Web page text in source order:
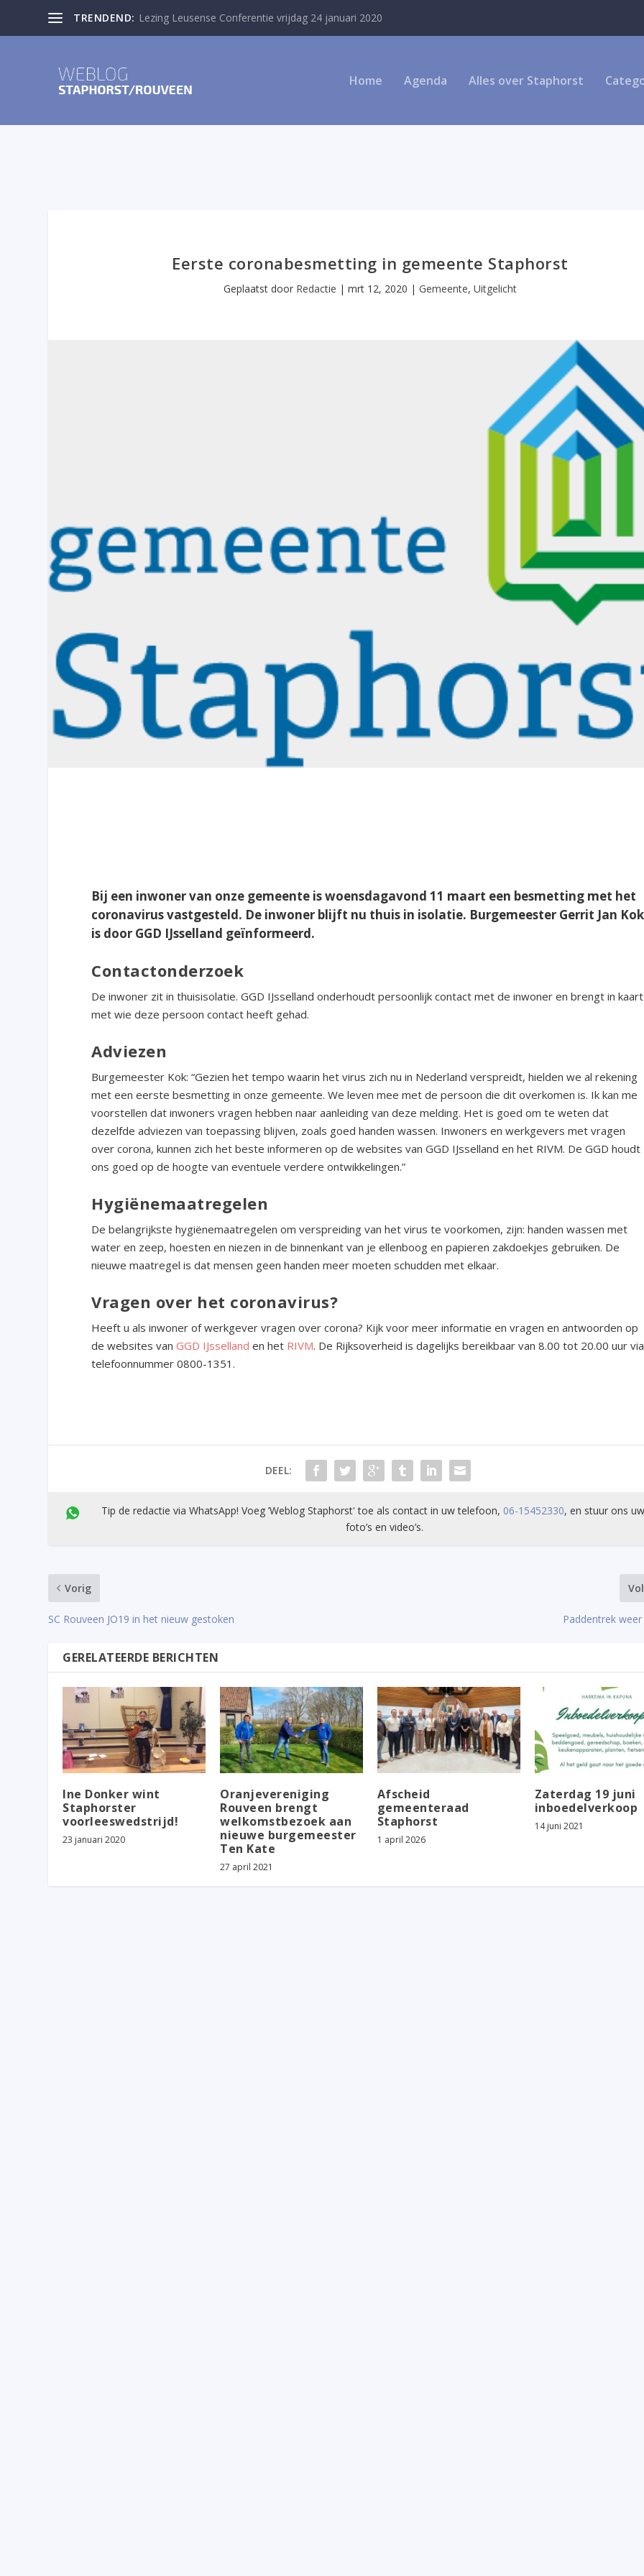
TRENDEND: Lezing Leusense Conferentie vrijdag 24 januari 2020
Home Agenda Alles over Staphorst
Eerste coronabesmetting in gemeente Staphorst
Geplaatst door Redactie | mrt 12, 2020 | Gemeente, Uitgelicht
Bij een inwoner van onze gemeente is woensdagavond 11 maart een besmetting met het
coronavirus vastgesteld. De inwoner blijft nu thuis in isolatie. Burgemeester Gerrit Jan Kok
is door GGD IJsselland geïnformeerd.
Contactonderzoek
De inwoner zit in thuisisolatie. GGD IJsselland onderhoudt persoonlijk contact met de inwoner en brengt in kaart
met wie deze persoon contact heeft gehad.
Adviezen
Burgemeester Kok: “Gezien het tempo waarin het virus zich nu in Nederland verspreidt, hielden we al rekening
met een eerste besmetting in onze gemeente. We leven mee met de persoon die dit overkomen is. Ik kan me
voorstellen dat inwoners vragen hebben naar aanleiding van deze melding. Het is goed om te weten dat
dezelfde adviezen van toepassing blijven, zoals goed handen wassen. Inwoners en werkgevers met vragen
over corona, kunnen zich het beste informeren op de websites van GGD IJsselland en het RIVM. De GGD houdt
ons goed op de hoogte van eventuele verdere ontwikkelingen.”
Hygiënemaatregelen
De belangrijkste hygiënemaatregelen om verspreiding van het virus te voorkomen, zijn: handen wassen met
water en zeep, hoesten en niezen in de binnenkant van je ellenboog en papieren zakdoekjes gebruiken. De
nieuwe maatregel is dat mensen geen handen meer moeten schudden met elkaar.
Vragen over het coronavirus?
Heeft u als inwoner of werkgever vragen over corona? Kijk voor meer informatie en vragen en antwoorden op
de websites vanGGD IJsselland en het RIVM. De Rijksoverheid is dagelijks bereikbaar van 8.00 tot 20.00 uur via
telefoonnummer 0800-1351.
DEEL:
Tip de redactie via WhatsApp! Voeg ’Weblog Staphorst' toe als contact in uw telefoon, 06-15452330, en stuur ons
foto’s en video’s.
Vorig
SC Rouveen JO19 in het nieuw gestoken Paddentrek
GERELATEERDE BERICHTEN
Ine Donker wint
Staphorster
voorleeswedstrijd!
23 januari 2020
Oranjevereniging
Rouveen brengt
welkomstbezoek aan
nieuwe burgemeester
Ten Kate
27 april 2021
Afscheid
gemeenteraad
Staphorst
1 april 2026
Zaterdag 19 juni
inboedelverkoop
14 juni 2021